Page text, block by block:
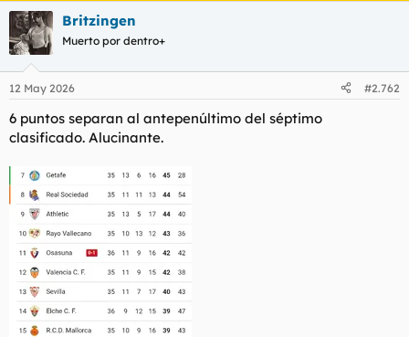
Britzingen
Muerto por dentro+
12 May 2026 #2.762
6 puntos separan al antepenúltimo del séptimo
clasificado. Alucinante.